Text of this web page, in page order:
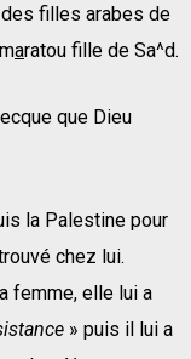
des filles arabes de
aratou fille de Sa^d.
que Dieu
la Palestine pour
chez lui.
femme, elle lui a
» puis il lui a